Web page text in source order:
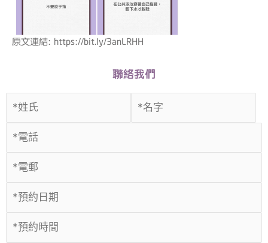
原文連結: https://bit.ly/3anLRHH
聯絡我們